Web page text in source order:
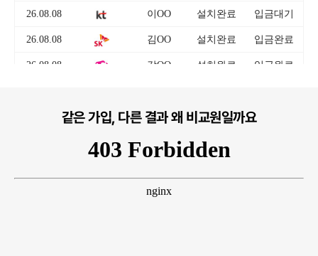
같은 가입, 다른 결과 왜 비교원일까요